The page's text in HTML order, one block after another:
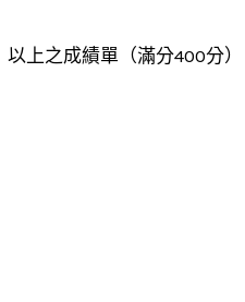
上之成績單（滿分400分